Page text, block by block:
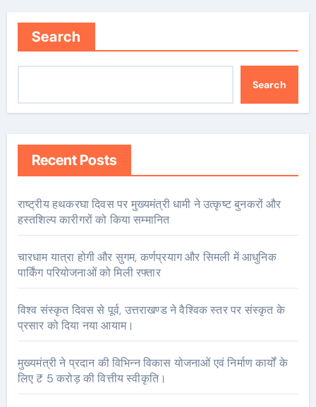
Search
Search
Recent Posts
राष्ट्रीय हथकरघा दिवस पर मुख्यमंत्री धामी ने उत्कृष्ट बुनकरों और
हस्तशिल्प कारीगरों को किया सम्मानित
चारधाम यात्रा होगी और सुगम, कर्णप्रयाग और सिमली में आधुनिक
पार्किंग परियोजनाओं को मिली रफ्तार
विश्व संस्कृत दिवस से पूर्व, उत्तराखण्ड ने वैश्विक स्तर पर संस्कृत के
प्रसार को दिया नया आयाम।
मुख्यमंत्री ने प्रदान की विभिन्न विकास योजनाओं एवं निर्माण कार्यों के
लिए ₹ 5 करोड़ की वित्तीय स्वीकृति।